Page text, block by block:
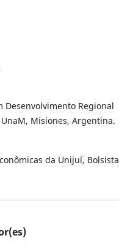
Desenvolvimento Regional
Misiones, Argentina.
da Unijuí, Bolsista